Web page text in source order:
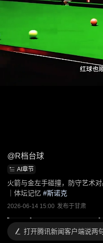
@R档台球
AI章节
火箭与金左手碰撞，防守艺术
｜体坛记忆 #斯诺克
2026-06-14 15:00 发布于甘肃
打开腾讯新闻客户端说两